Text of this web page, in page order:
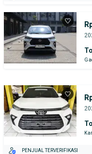
PENJUAL TERVERIFIKASI